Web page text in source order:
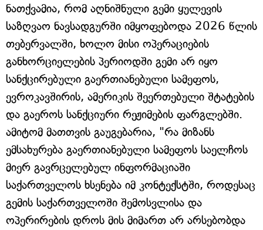
ნათქვამია, რომ აღნიშნული გემი ყულევის
საზღვაო ნავსადგურში იმყოფებოდა 2026 წლის
თებერვალში, ხოლო მისი ოპერაციების
განხორციელების პერიოდში გემი არ იყო
სანქცირებული გაერთიანებული სამეფოს,
ევროკავშირის, ამერიკის შეერთებული შტატების
და გაეროს სანქციური რეჟიმების ფარგლებში.
ამიტომ მათთვის გაუგებარია, "რა მიზანს
ემსახურება გაერთიანებული სამეფოს საელჩოს
მიერ გავრცელებულ ინფორმაციაში
საქართველოს ხსენება იმ კონტექსტში, როდესაც
გემის საქართველოში შემოსვლისა და
ოპერირების დროს მის მიმართ არ არსებობდა